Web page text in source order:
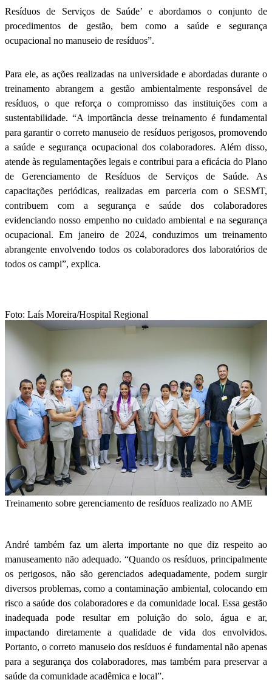
Resíduos de Serviços de Saúde’ e abordamos o conjunto de
procedimentos de gestão, bem como a saúde e segurança
ocupacional no manuseio de resíduos”.
Para ele, as ações realizadas na universidade e abordadas durante o
treinamento abrangem a gestão ambientalmente responsável de
resíduos, o que reforça o compromisso das instituições com a
sustentabilidade. “A importância desse treinamento é fundamental
para garantir o correto manuseio de resíduos perigosos, promovendo
a saúde e segurança ocupacional dos colaboradores. Além disso,
atende às regulamentações legais e contribui para a eficácia do Plano
de Gerenciamento de Resíduos de Serviços de Saúde. As
capacitações periódicas, realizadas em parceria com o SESMT,
contribuem com a segurança e saúde dos colaboradores
evidenciando nosso empenho no cuidado ambiental e na segurança
ocupacional. Em janeiro de 2024, conduzimos um treinamento
abrangente envolvendo todos os colaboradores dos laboratórios de
todos os campi”, explica.
Foto: Laís Moreira/Hospital Regional
Treinamento sobre gerenciamento de resíduos realizado no AME
André também faz um alerta importante no que diz respeito ao
manuseamento não adequado. “Quando os resíduos, principalmente
os perigosos, não são gerenciados adequadamente, podem surgir
diversos problemas, como a contaminação ambiental, colocando em
risco a saúde dos colaboradores e da comunidade local. Essa gestão
inadequada pode resultar em poluição do solo, água e ar,
impactando diretamente a qualidade de vida dos envolvidos.
Portanto, o correto manuseio dos resíduos é fundamental não apenas
para a segurança dos colaboradores, mas também para preservar a
saúde da comunidade acadêmica e local”.